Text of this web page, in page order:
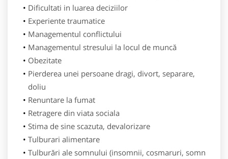
Dificultati in luarea deciziilor
Experiente traumatice
Managementul conflictului
Managementul stresului la locul de muncă
Obezitate
Pierderea unei persoane dragi, divort, separare,
doliu
Renuntare la fumat
Retragere din viata sociala
Stima de sine scazuta, devalorizare
Tulburari alimentare
Tulburări ale somnului (insomnii, cosmaruri, somn